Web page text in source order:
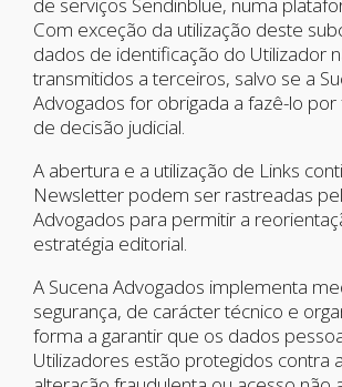
Com exceção da utilização deste
dados de identificação do Utilizador
transmitidos a terceiros, salvo se a
Advogados for obrigada a fazê-lo por
de decisão judicial.
A abertura e a utilização de Links
Newsletter podem ser rastreadas
Advogados para permitir a
estratégia editorial.
A Sucena Advogados implementa
segurança, de carácter técnico e
forma a garantir que os dados
Utilizadores estão protegidos contra